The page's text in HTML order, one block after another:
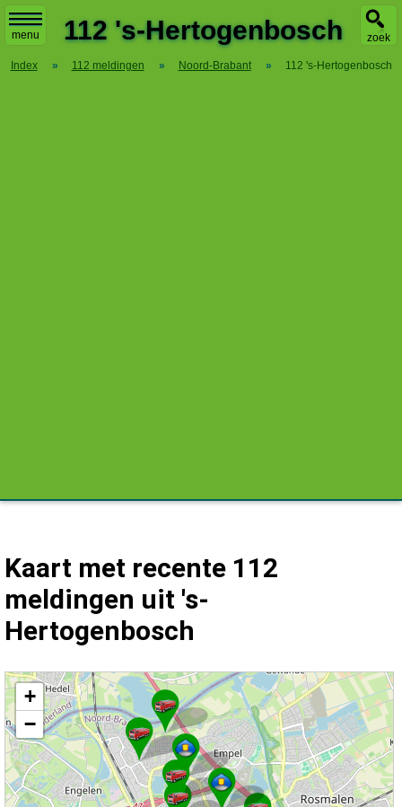
menu zoek
112 's-Hertogenbosch
Index » 112 meldingen » Noord-Brabant » 112 's-Hertogenbosch
Kaart met recente 112
meldingen uit 's-
Hertogenbosch
Kaart 's-Hertogenbosch met de meest recente 112 meldingen.
+
−